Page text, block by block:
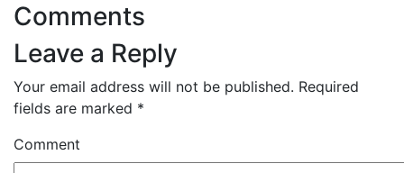
Comments
Leave a Reply
Your email address will not be published. Required
fields are marked *
Comment